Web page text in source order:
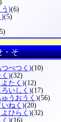
)(6)
)(5)
・そ
べつく)(10)
)(32)
たく)(12)
いしく)(17)
うおうく)(56)
ねく)(20)
ひらく)(32)
)(16)